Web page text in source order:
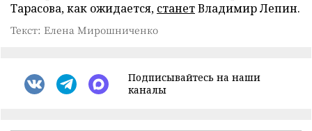
Тарасова, как ожидается, станетВладимир Лепин.
Текст: Елена Мирошниченко
Подписывайтесь на наши
каналы